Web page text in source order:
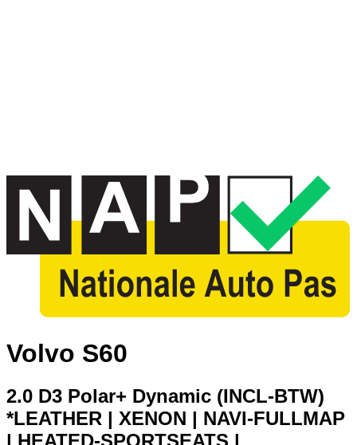
Volvo S60
2.0 D3 Polar+ Dynamic (INCL-BTW)
*LEATHER | XENON | NAVI-FULLMAP